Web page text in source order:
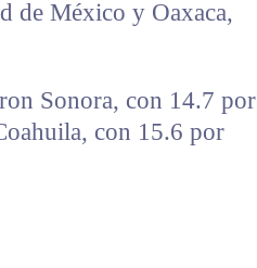
de México y Oaxaca,
Sonora, con 14.7 por
con 15.6 por